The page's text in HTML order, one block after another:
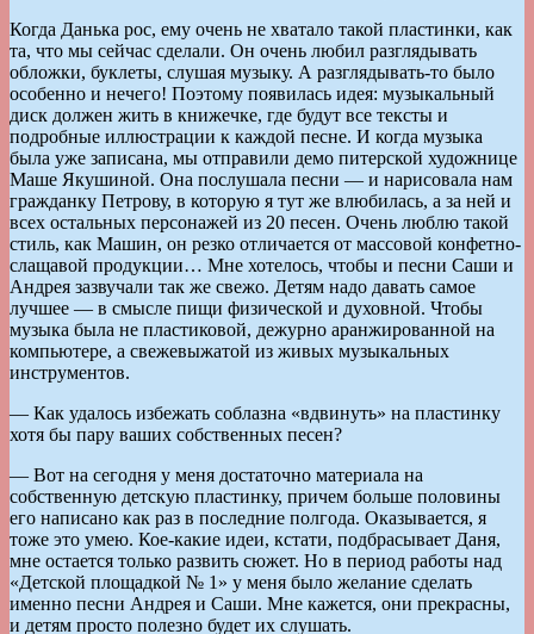
Когда Данька рос, ему очень не хватало такой пластинки, как
та, что мы сейчас сделали. Он очень любил разглядывать
обложки, буклеты, слушая музыку. А разглядывать-то было
особенно и нечего! Поэтому появилась идея: музыкальный
диск должен жить в книжечке, где будут все тексты и
подробные иллюстрации к каждой песне. И когда музыка
была уже записана, мы отправили демо питерской художнице
Маше Якушиной. Она послушала песни — и нарисовала нам
гражданку Петрову, в которую я тут же влюбилась, а за ней и
всех остальных персонажей из 20 песен. Очень люблю такой
стиль, как Машин, он резко отличается от массовой конфетно-
слащавой продукции… Мне хотелось, чтобы и песни Саши и
Андрея зазвучали так же свежо. Детям надо давать самое
лучшее — в смысле пищи физической и духовной. Чтобы
музыка была не пластиковой, дежурно аранжированной на
компьютере, а свежевыжатой из живых музыкальных
инструментов.
— Как удалось избежать соблазна «вдвинуть» на пластинку
хотя бы пару ваших собственных песен?
— Вот на сегодня у меня достаточно материала на
собственную детскую пластинку, причем больше половины
его написано как раз в последние полгода. Оказывается, я
тоже это умею. Кое-какие идеи, кстати, подбрасывает Даня,
мне остается только развить сюжет. Но в период работы над
«Детской площадкой № 1» у меня было желание сделать
именно песни Андрея и Саши. Мне кажется, они прекрасны,
и детям просто полезно будет их слушать.